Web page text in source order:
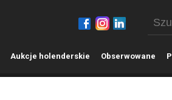
Aukcje holenderskie Obserwowane P